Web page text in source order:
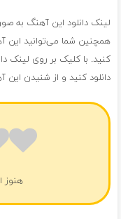
لینک دانلود این آهنگ به
همچنین شما می‌توانید این
کنید. با کلیک بر روی لینک
دانلود کنید و از شنیدن این
هنوز